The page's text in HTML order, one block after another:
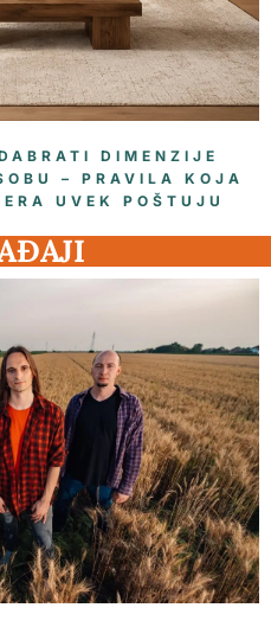
DIMENZIJE
– PRAVILA KOJA
UVEK POŠTUJU